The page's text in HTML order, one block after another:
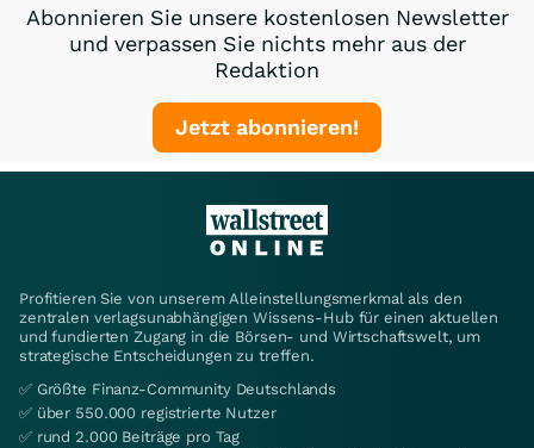
Abonnieren Sie unsere kostenlosen Newsletter
und verpassen Sie nichts mehr aus der
Redaktion
Jetzt abonnieren!
Profitieren Sie von unserem Alleinstellungsmerkmal als den
zentralen verlagsunabhängigen Wissens-Hub für einen aktuellen
und fundierten Zugang in die Börsen- und Wirtschaftswelt, um
strategische Entscheidungen zu treffen.
✅ Größte Finanz-Community Deutschlands
✅ über 550.000 registrierte Nutzer
✅ rund 2.000 Beiträge pro Tag